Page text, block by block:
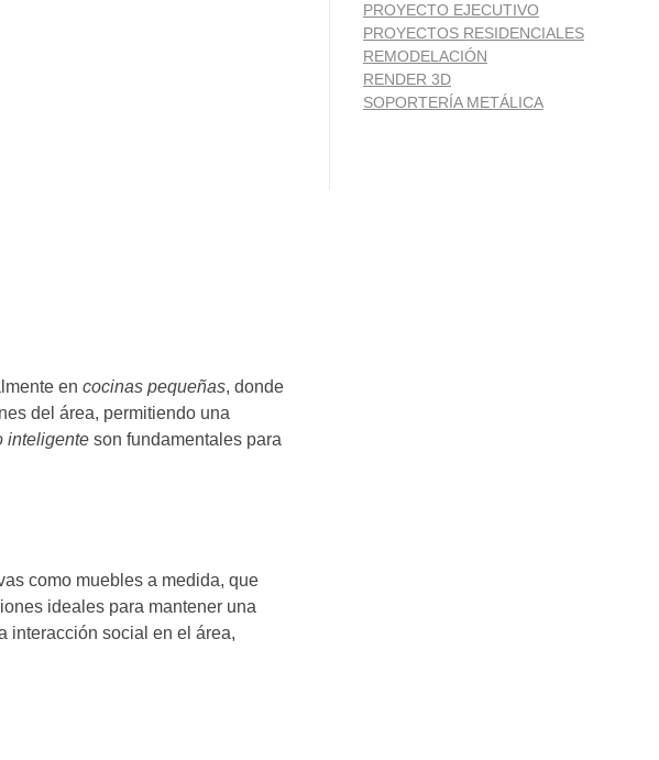
en cocinas pequeñas, donde
del área, permitiendo una
inteligente son fundamentales para
como muebles a medida, que
ideales para mantener una
interacción social en el área,
PROYECTO EJECUTIVO
PROYECTOS RESIDENCIALES
REMODELACIÓN
RENDER 3D
SOPORTERÍA METÁLICA